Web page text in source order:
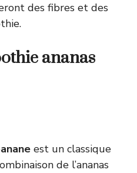
des fibres et des
ananas
est un classique
de l’ananas